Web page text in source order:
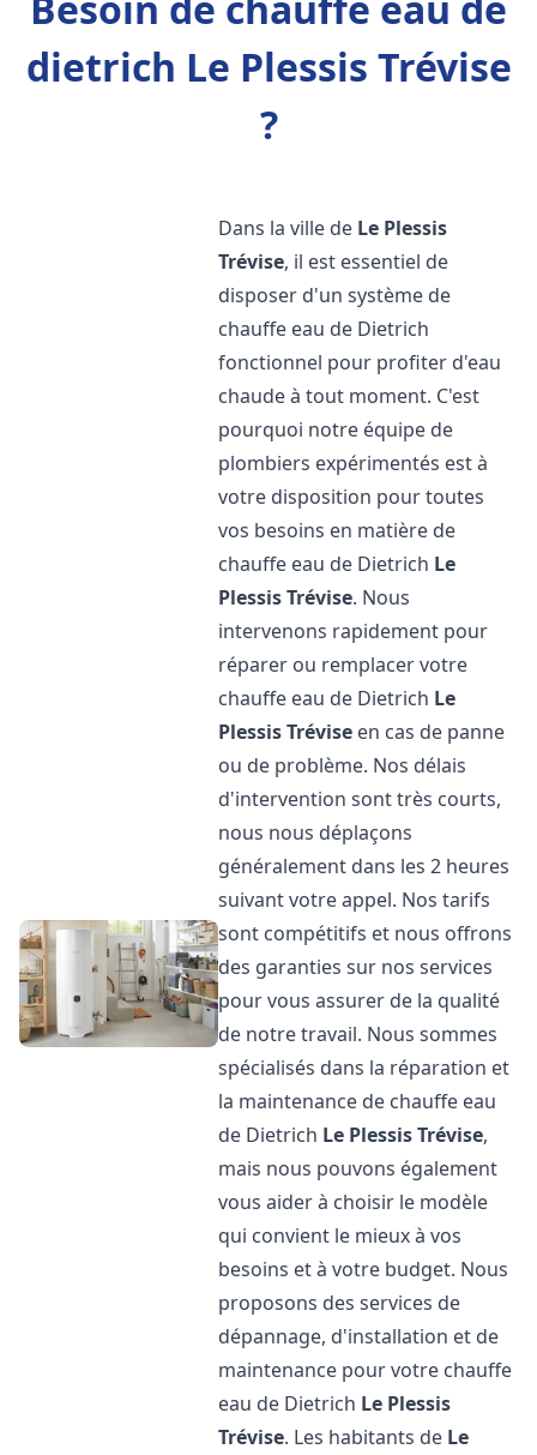
dietrich Le Plessis Trévise
?
Dans la ville de Le Plessis
Trévise, il est essentiel de
disposer d'un système de
chauffe eau de Dietrich
fonctionnel pour profiter d'eau
chaude à tout moment. C'est
pourquoi notre équipe de
plombiers expérimentés est à
votre disposition pour toutes
vos besoins en matière de
chauffe eau de Dietrich Le
Plessis Trévise. Nous
intervenons rapidement pour
réparer ou remplacer votre
chauffe eau de Dietrich Le
Plessis Trévise en cas de panne
ou de problème. Nos délais
d'intervention sont très courts,
nous nous déplaçons
généralement dans les 2 heures
suivant votre appel. Nos tarifs
sont compétitifs et nous offrons
des garanties sur nos services
pour vous assurer de la qualité
de notre travail. Nous sommes
spécialisés dans la réparation et
la maintenance de chauffe eau
de Dietrich Le Plessis Trévise,
mais nous pouvons également
vous aider à choisir le modèle
qui convient le mieux à vos
besoins et à votre budget. Nous
proposons des services de
dépannage, d'installation et de
maintenance pour votre chauffe
eau de Dietrich Le Plessis
Trévise. Les habitants de Le